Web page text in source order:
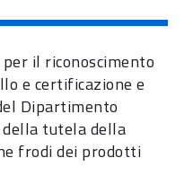
il riconoscimento
e certificazione e
Dipartimento
tutela della
frodi dei prodotti